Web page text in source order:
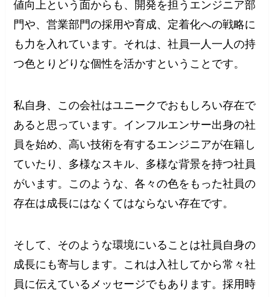
値向上という面からも、開発を担うエンジニア部
門や、営業部門の採用や育成、定着化への戦略に
も力を入れています。それは、社員一人一人の持
つ色とりどりな個性を活かすということです。
私自身、この会社はユニークでおもしろい存在で
あると思っています。インフルエンサー出身の社
員を始め、高い技術を有するエンジニアが在籍し
ていたり、多様なスキル、多様な背景を持つ社員
がいます。このような、各々の色をもった社員の
存在は成長にはなくてはならない存在です。
そして、そのような環境にいることは社員自身の
成長にも寄与します。これは入社してから常々社
員に伝えているメッセージでもあります。採用時